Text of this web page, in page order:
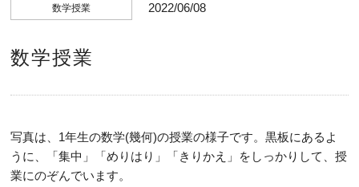
数学授業 2022/06/08
数学授業
写真は、1年生の数学(幾何)の授業の様子です。黒板にあるよ
うに、「集中」「めりはり」「きりかえ」をしっかりして、授
業にのぞんでいます。